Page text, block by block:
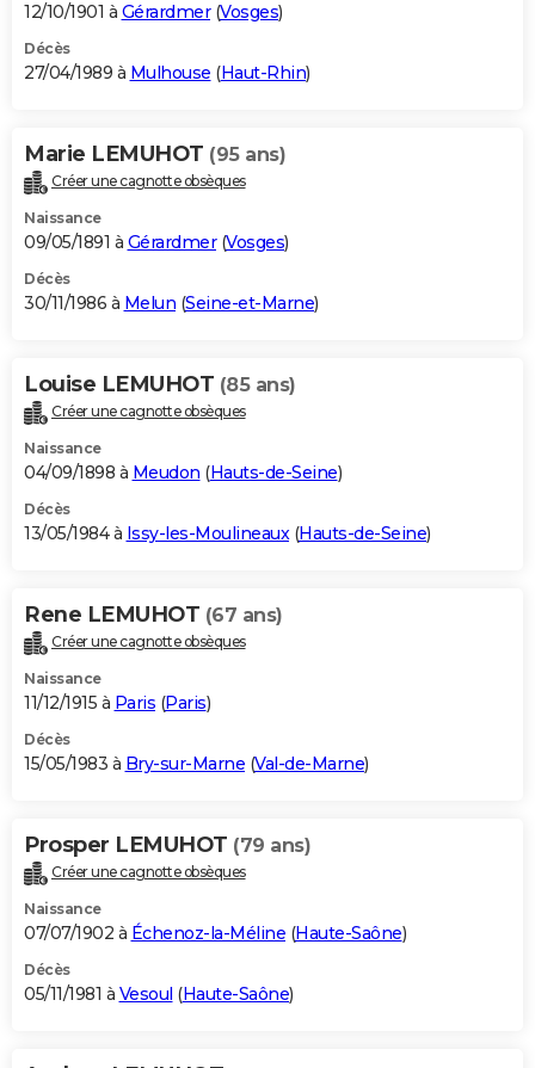
12/10/1901 à Gérardmer(Vosges)
Décès
27/04/1989 à Mulhouse (Haut-Rhin)
Marie LEMUHOT (95 ans)
Créer une cagnotte obsèques
Naissance
09/05/1891 à Gérardmer(Vosges)
Décès
30/11/1986 à Melun (Seine-et-Marne)
Louise LEMUHOT (85 ans)
Créer une cagnotte obsèques
Naissance
04/09/1898 à Meudon (Hauts-de-Seine)
Décès
13/05/1984 à Issy-les-Moulineaux(Hauts-de-Seine)
Rene LEMUHOT (67 ans)
Créer une cagnotte obsèques
Naissance
11/12/1915 à Paris (Paris)
Décès
15/05/1983 à Bry-sur-Marne (Val-de-Marne)
Prosper LEMUHOT (79 ans)
Créer une cagnotte obsèques
Naissance
07/07/1902 à Échenoz-la-Méline (Haute-Saône)
Décès
05/11/1981 à Vesoul (Haute-Saône)